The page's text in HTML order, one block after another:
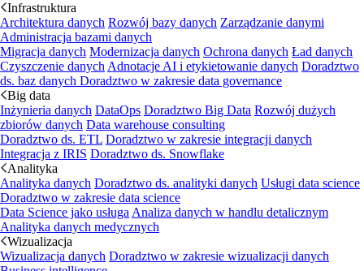
Infrastruktura
Architektura danych Rozwój bazy danych Zarządzanie danymi
Administracja bazami danych
Migracja danych Modernizacja danych Ochrona danych Ład danych
Czyszczenie danych Adnotacje AI i etykietowanie danych Doradztwo
ds. baz danych Doradztwo w zakresie data governance
Big data
Inżynieria danych DataOps Doradztwo Big Data Rozwój dużych
zbiorów danych Data warehouse consulting
Doradztwo ds. ETL Doradztwo w zakresie integracji danych
Integracja z IRIS Doradztwo ds. Snowflake
Analityka
Analityka danych Doradztwo ds. analityki danych Usługi data science
Doradztwo w zakresie data science
Data Science jako usługa Analiza danych w handlu detalicznym
Analityka danych medycznych
Wizualizacja
Wizualizacja danych Doradztwo w zakresie wizualizacji danych